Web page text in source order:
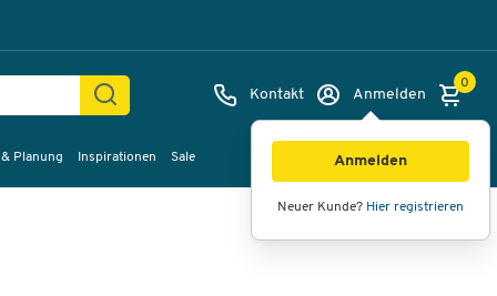
Kontakt Anmelden
Anmelden
Neuer Kunde? Hier registrieren
0
Planung Inspirationen Sale
Bilder Videos 360°-Ansicht